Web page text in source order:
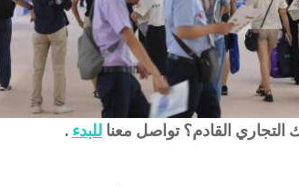
القادم؟ تواصل معنا للبدء .